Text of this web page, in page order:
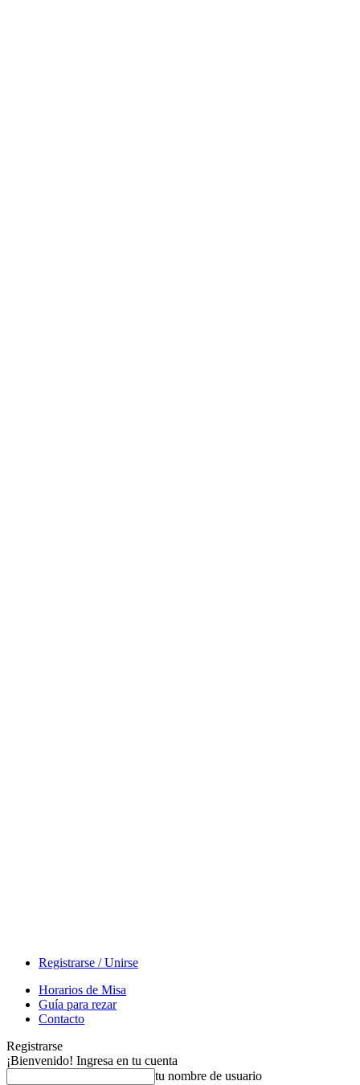
Registrarse / Unirse
Horarios de Misa
Guía para rezar
Contacto
Registrarse
¡Bienvenido! Ingresa en tu cuenta
tu nombre de usuario